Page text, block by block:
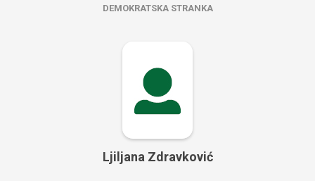
DEMOKRATSKA STRANKA
Ljiljana Zdravković